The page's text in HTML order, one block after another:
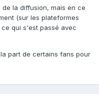
la diffusion, mais en ce
(sur les plateformes
qui s'est passé avec
part de certains fans pour